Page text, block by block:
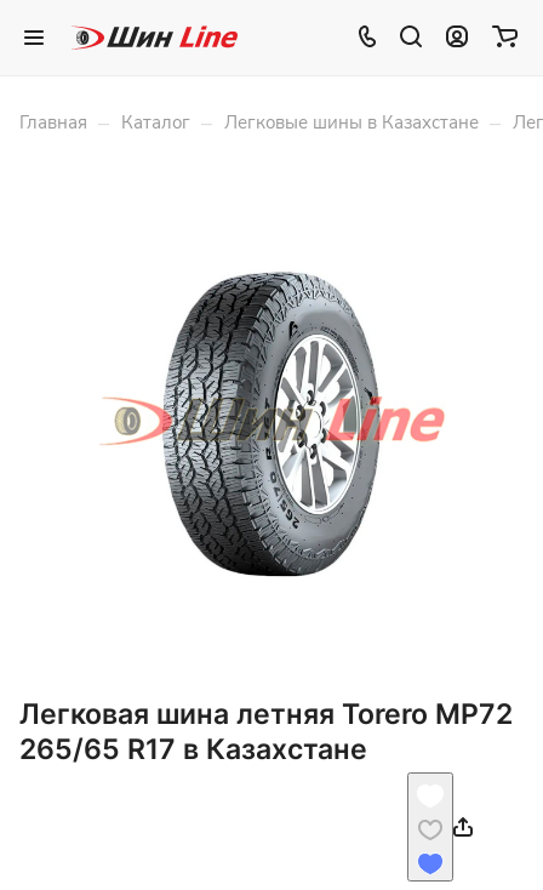
Главная – Каталог – Легковые шины в Казахстане –
Легковая шина летняя Torero MP72
265/65 R17 в Казахстане